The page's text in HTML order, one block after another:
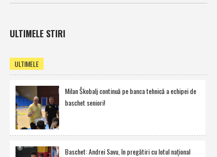
ULTIMELE STIRI
ULTIMELE
Milan Škobalj continuă pe banca tehnică a echipei de
baschet seniori!
Baschet: Andrei Savu, în pregătiri cu lotul naţional